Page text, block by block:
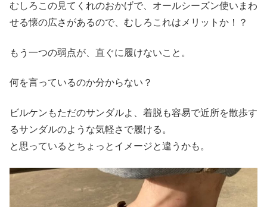
むしろこの見てくれのおかげで、オールシーズン使いまわ
せる懐の広さがあるので、むしろこれはメリットか！？
もう一つの弱点が、直ぐに履けないこと。
何を言っているのか分からない？
ビルケンもただのサンダルよ、着脱も容易で近所を散歩す
るサンダルのような気軽さで履ける。
と思っているとちょっとイメージと違うかも。